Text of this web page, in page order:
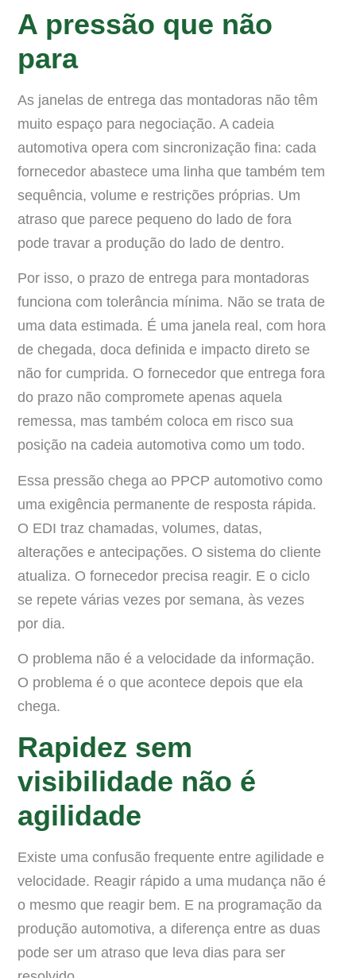
A pressão que não
para
As janelas de entrega das montadoras não têm
muito espaço para negociação. A cadeia
automotiva opera com sincronização fina: cada
fornecedor abastece uma linha que também tem
sequência, volume e restrições próprias. Um
atraso que parece pequeno do lado de fora
pode travar a produção do lado de dentro.
Por isso, o prazo de entrega para montadoras
funciona com tolerância mínima. Não se trata de
uma data estimada. É uma janela real, com hora
de chegada, doca definida e impacto direto se
não for cumprida. O fornecedor que entrega fora
do prazo não compromete apenas aquela
remessa, mas também coloca em risco sua
posição na cadeia automotiva como um todo.
Essa pressão chega ao PPCP automotivo como
uma exigência permanente de resposta rápida.
O EDI traz chamadas, volumes, datas,
alterações e antecipações. O sistema do cliente
atualiza. O fornecedor precisa reagir. E o ciclo
se repete várias vezes por semana, às vezes
por dia.
O problema não é a velocidade da informação.
O problema é o que acontece depois que ela
chega.
Rapidez sem
visibilidade não é
agilidade
Existe uma confusão frequente entre agilidade e
velocidade. Reagir rápido a uma mudança não é
o mesmo que reagir bem. E na programação da
produção automotiva, a diferença entre as duas
pode ser um atraso que leva dias para ser